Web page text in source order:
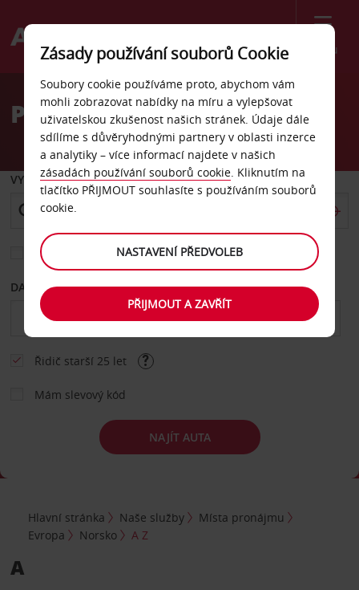
Menu
Welcome
AvisPronájem auta Norsko
VYZVEDNOUT Z
Vyberte si jiné místo vrácení
DATUM OD DATUM DO
Řidič starší 25 let
Mám slevový kód
NAJÍT AUTA
Hlavní stránka Naše služby
Místa pronájmu
Evropa
Norsko A Z
A
Zásady používání souborů Cookie
Soubory cookie používáme proto, abychom vám
mohli zobrazovat nabídky na míru a vylepšovat
uživatelskou zkušenost našich stránek. Údaje dále
sdílíme s důvěryhodnými partnery v oblasti inzerce
a analytiky – více informací najdete v našich
zásadách používání souborů cookie. Kliknutím na
tlačítko PŘIJMOUT souhlasíte s používáním souborů
cookie.
NASTAVENÍ PŘEDVOLEB
PŘIJMOUT A ZAVŘÍT